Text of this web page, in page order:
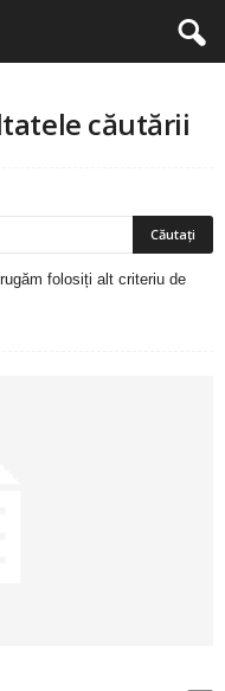
căutării
folosiți alt criteriu de